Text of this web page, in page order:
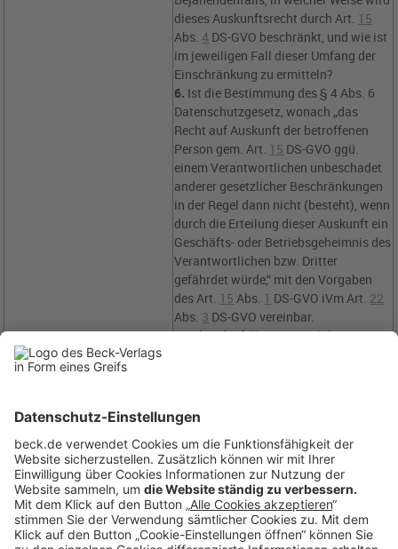
dieses Auskunftsrecht durchArt. 15
Abs. 4 DS-GVO beschränkt, und wie ist
im jeweiligen Fall dieser Umfang der
Einschränkung zu ermitteln?
6. Ist die Bestimmung des § 4 Abs. 6
Datenschutzgesetz, wonach „das
Recht auf Auskunft der betroffenen
Person gem.Art. 15 DS-GVO ggü.
einem Verantwortlichen unbeschadet
anderer gesetzlicher Beschränkungen
in der Regel dann nicht (besteht), wenn
durch die Erteilung dieser Auskunft ein
Geschäfts- oder Betriebsgeheimnis des
Verantwortlichen bzw. Dritter
gefährdet würde,“ mit den Vorgaben
desArt. 15 Abs. 1 DS-GVO iVm Art. 22
Abs. 3 DS-GVO vereinbar.
Bejahendenfalls, unter welchen
Anzeigen: